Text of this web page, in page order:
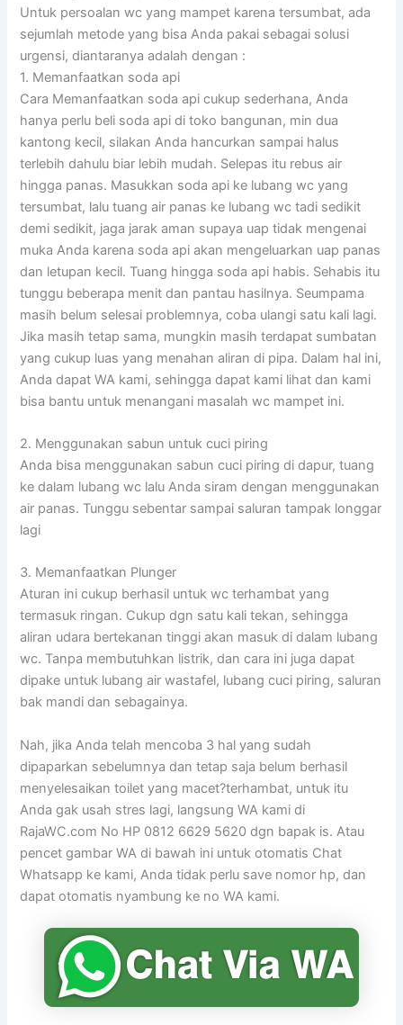
Untuk persoalan wc yang mampet karena tersumbat, ada
sejumlah metode yang bisa Anda pakai sebagai solusi
urgensi, diantaranya adalah dengan :
1. Memanfaatkan soda api
Cara Memanfaatkan soda api cukup sederhana, Anda
hanya perlu beli soda api di toko bangunan, min dua
kantong kecil, silakan Anda hancurkan sampai halus
terlebih dahulu biar lebih mudah. Selepas itu rebus air
hingga panas. Masukkan soda api ke lubang wc yang
tersumbat, lalu tuang air panas ke lubang wc tadi sedikit
demi sedikit, jaga jarak aman supaya uap tidak mengenai
muka Anda karena soda api akan mengeluarkan uap panas
dan letupan kecil. Tuang hingga soda api habis. Sehabis itu
tunggu beberapa menit dan pantau hasilnya. Seumpama
masih belum selesai problemnya, coba ulangi satu kali lagi.
Jika masih tetap sama, mungkin masih terdapat sumbatan
yang cukup luas yang menahan aliran di pipa. Dalam hal ini,
Anda dapat WA kami, sehingga dapat kami lihat dan kami
bisa bantu untuk menangani masalah wc mampet ini.
2. Menggunakan sabun untuk cuci piring
Anda bisa menggunakan sabun cuci piring di dapur, tuang
ke dalam lubang wc lalu Anda siram dengan menggunakan
air panas. Tunggu sebentar sampai saluran tampak longgar
lagi
3. Memanfaatkan Plunger
Aturan ini cukup berhasil untuk wc terhambat yang
termasuk ringan. Cukup dgn satu kali tekan, sehingga
aliran udara bertekanan tinggi akan masuk di dalam lubang
wc. Tanpa membutuhkan listrik, dan cara ini juga dapat
dipake untuk lubang air wastafel, lubang cuci piring, saluran
bak mandi dan sebagainya.
Nah, jika Anda telah mencoba 3 hal yang sudah
dipaparkan sebelumnya dan tetap saja belum berhasil
menyelesaikan toilet yang macet?terhambat, untuk itu
Anda gak usah stres lagi, langsung WA kami di
RajaWC.com No HP 0812 6629 5620 dgn bapak is. Atau
pencet gambar WA di bawah ini untuk otomatis Chat
Whatsapp ke kami, Anda tidak perlu save nomor hp, dan
dapat otomatis nyambung ke no WA kami.